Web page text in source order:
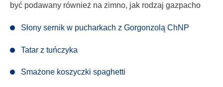
być podawany również na zimno, jak rodzaj gazpacho
Słony sernik w pucharkach z Gorgonzolą ChNP
Tatar z tuńczyka
Smażone koszyczki spaghetti